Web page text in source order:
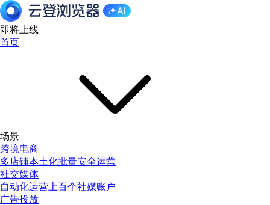
即将上线
首页
场景
跨境电商
多店铺本土化批量安全运营
社交媒体
自动化运营上百个社媒账户
广告投放